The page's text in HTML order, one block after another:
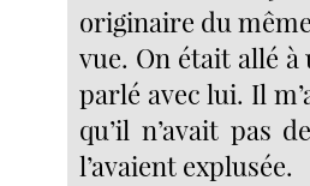
originaire du
vue. On était allé à
parlé avec lui. Il
qu’il n’avait pas
l’avaient explusée.